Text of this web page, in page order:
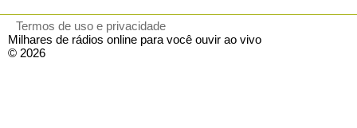
Termos de uso e privacidade
Milhares de rádios online para você ouvir ao vivo
© 2026